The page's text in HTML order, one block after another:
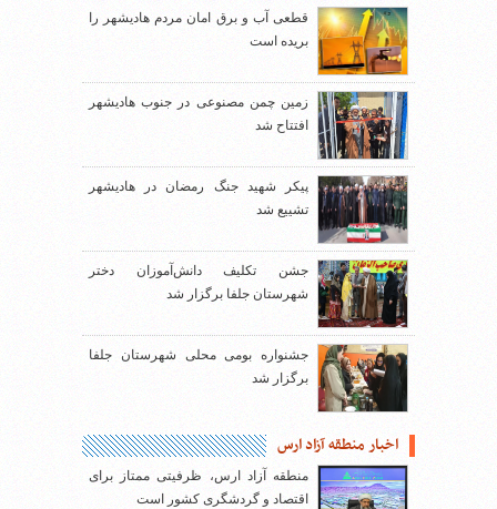
قطعی آب و برق امان مردم هادیشهر را
بریده است
زمین چمن مصنوعی در جنوب هادیشهر
افتتاح شد
پیکر شهید جنگ رمضان در هادیشهر
تشییع شد
جشن تکلیف دانش‌آموزان دختر
شهرستان جلفا برگزار شد
جشنواره بومی محلی شهرستان جلفا
برگزار شد
اخبار منطقه آزاد ارس
منطقه آزاد ارس، ظرفیتی ممتاز برای
اقتصاد و گردشگری کشور است